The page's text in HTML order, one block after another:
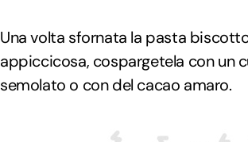
Una volta sfornata la pasta
appiccicosa, cospargetela con un
semolato o con del cacao amaro.